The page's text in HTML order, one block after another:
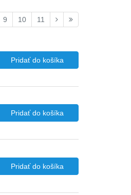
9 10 11
Pridať do košíka
Pridať do košíka
Pridať do košíka